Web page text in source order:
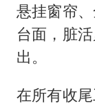
悬挂窗帘
台面，脏
出。
在所有收